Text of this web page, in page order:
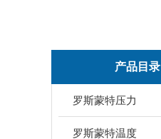
产品目录
罗斯蒙特压力
罗斯蒙特温度